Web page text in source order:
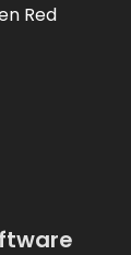
Red